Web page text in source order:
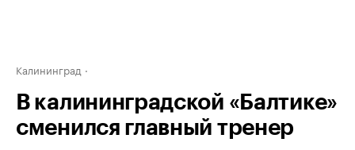
Калининград
В калининградской «Балтике»
сменился главный тренер